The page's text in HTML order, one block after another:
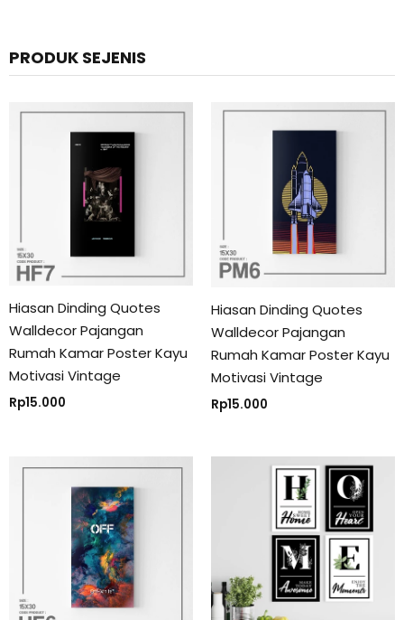
PRODUK SEJENIS
Hiasan Dinding Quotes
Walldecor Pajangan
Rumah Kamar Poster Kayu
Motivasi Vintage
Rp15.000
Hiasan Dinding Quotes
Walldecor Pajangan
Rumah Kamar Poster Kayu
Motivasi Vintage
Rp15.000